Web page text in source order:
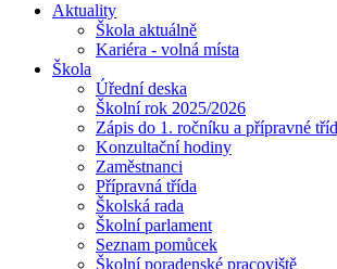
Aktuality
Škola aktuálně
Kariéra - volná místa
Škola
Úřední deska
Školní rok 2025/2026
Zápis do 1. ročníku a přípravné
Konzultační hodiny
Zaměstnanci
Přípravná třída
Školská rada
Školní parlament
Seznam pomůcek
Školní poradenské pracoviště